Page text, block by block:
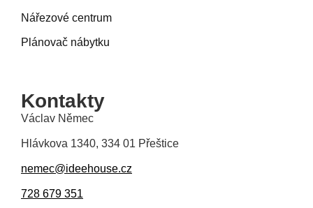
Nářezové centrum
Plánovač nábytku
Kontakty
Václav Němec
Hlávkova 1340, 334 01 Přeštice
nemec@ideehouse.cz
728 679 351